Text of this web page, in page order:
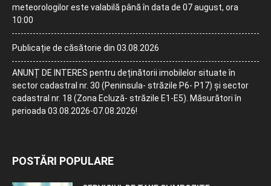
meteorologilor este valabilă până în data de 07 august, ora
10:00
Publicație de căsătorie din 03.08.2026
ANUNȚ DE INTERES pentru deținătorii imobilelor situate în
sector cadastral nr. 30 (Peninsula- străzile P6- P17) și sector
cadastral nr. 18 (Zona Ecluză- străzile E1-E5). Măsurători în
perioada 03.08.2026-07.08.2026!
POSTĂRI POPULARE